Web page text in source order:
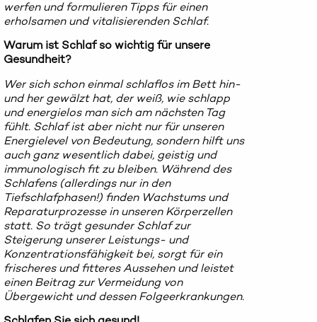
werfen und formulieren Tipps für einen
erholsamen und vitalisierenden Schlaf.
Warum ist Schlaf so wichtig für unsere
Gesundheit?
Wer sich schon einmal schlaflos im Bett hin-
und her gewälzt hat, der weiß, wie schlapp
und energielos man sich am nächsten Tag
fühlt. Schlaf ist aber nicht nur für unseren
Energielevel von Bedeutung, sondern hilft uns
auch ganz wesentlich dabei, geistig und
immunologisch fit zu bleiben. Während des
Schlafens (allerdings nur in den
Tiefschlafphasen!) finden Wachstums und
Reparaturprozesse in unseren Körperzellen
statt. So trägt gesunder Schlaf zur
Steigerung unserer Leistungs- und
Konzentrationsfähigkeit bei, sorgt für ein
frischeres und fitteres Aussehen und leistet
einen Beitrag zur Vermeidung von
Übergewicht und dessen Folgeerkrankungen.